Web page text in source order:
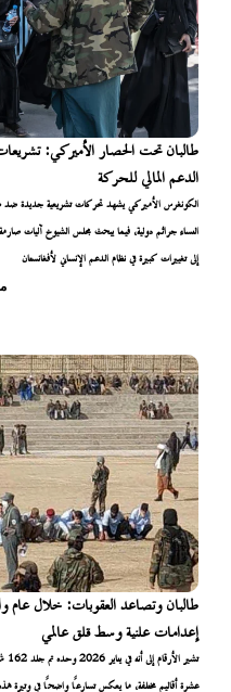
طالبان تحت الحصار الأميركي:
الدعم المالي للحركة
الكونغرس الأميركي يشهد تحركات تشريعية جديدة ضد
النساء جرائم دولية، فيما يبحث مجلس الشيوخ آليات
إلى تغييرات كبيرة في نظام الدعم الإنساني لأفغانستان
إعدامات علنية وسط قلق عالمي
عشرة أقاليم مختلفة، ما يعكس تسارعًا واضحًا في وتيرة